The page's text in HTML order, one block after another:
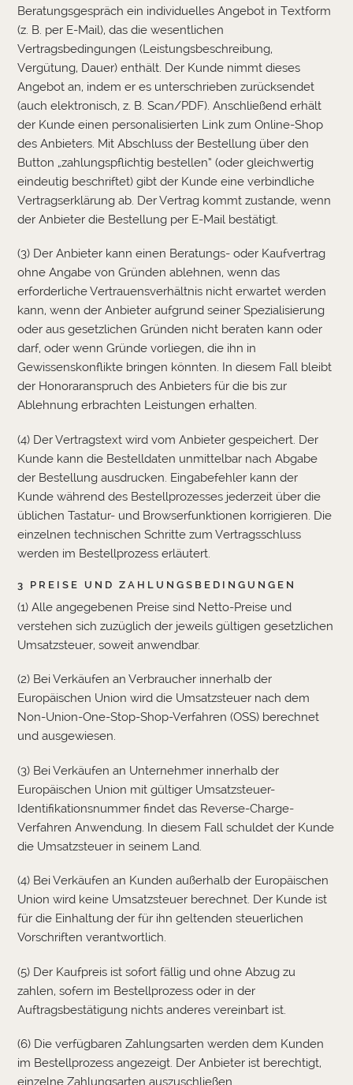
Beratungsgespräch ein individuelles Angebot in Textform
(z. B. per E-Mail), das die wesentlichen
Vertragsbedingungen (Leistungsbeschreibung,
Vergütung, Dauer) enthält. Der Kunde nimmt dieses
Angebot an, indem er es unterschrieben zurücksendet
(auch elektronisch, z. B. Scan/PDF). Anschließend erhält
der Kunde einen personalisierten Link zum Online-Shop
des Anbieters. Mit Abschluss der Bestellung über den
Button „zahlungspflichtig bestellen“ (oder gleichwertig
eindeutig beschriftet) gibt der Kunde eine verbindliche
Vertragserklärung ab. Der Vertrag kommt zustande, wenn
der Anbieter die Bestellung per E-Mail bestätigt.
(3) Der Anbieter kann einen Beratungs- oder Kaufvertrag
ohne Angabe von Gründen ablehnen, wenn das
erforderliche Vertrauensverhältnis nicht erwartet werden
kann, wenn der Anbieter aufgrund seiner Spezialisierung
oder aus gesetzlichen Gründen nicht beraten kann oder
darf, oder wenn Gründe vorliegen, die ihn in
Gewissenskonflikte bringen könnten. In diesem Fall bleibt
der Honoraranspruch des Anbieters für die bis zur
Ablehnung erbrachten Leistungen erhalten.
(4) Der Vertragstext wird vom Anbieter gespeichert. Der
Kunde kann die Bestelldaten unmittelbar nach Abgabe
der Bestellung ausdrucken. Eingabefehler kann der
Kunde während des Bestellprozesses jederzeit über die
üblichen Tastatur- und Browserfunktionen korrigieren. Die
einzelnen technischen Schritte zum Vertragsschluss
werden im Bestellprozess erläutert.
3 PREISE UND ZAHLUNGSBEDINGUNGEN
(1) Alle angegebenen Preise sind Netto-Preise und
verstehen sich zuzüglich der jeweils gültigen gesetzlichen
Umsatzsteuer, soweit anwendbar.
(2) Bei Verkäufen an Verbraucher innerhalb der
Europäischen Union wird die Umsatzsteuer nach dem
Non-Union-One-Stop-Shop-Verfahren (OSS) berechnet
und ausgewiesen.
(3) Bei Verkäufen an Unternehmer innerhalb der
Europäischen Union mit gültiger Umsatzsteuer-
Identifikationsnummer findet das Reverse-Charge-
Verfahren Anwendung. In diesem Fall schuldet der Kunde
die Umsatzsteuer in seinem Land.
(4) Bei Verkäufen an Kunden außerhalb der Europäischen
Union wird keine Umsatzsteuer berechnet. Der Kunde ist
für die Einhaltung der für ihn geltenden steuerlichen
Vorschriften verantwortlich.
(5) Der Kaufpreis ist sofort fällig und ohne Abzug zu
zahlen, sofern im Bestellprozess oder in der
Auftragsbestätigung nichts anderes vereinbart ist.
(6) Die verfügbaren Zahlungsarten werden dem Kunden
im Bestellprozess angezeigt. Der Anbieter ist berechtigt,